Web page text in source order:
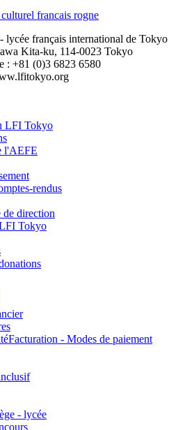
français international de Tokyo
Kita-ku, 114-0023 Tokyo
: +81 (0)3 6823 6580
LFI Tokyo
l'AEFE
rendus
de direction
Tokyo
Facturation - Modes de paiement
- lycée